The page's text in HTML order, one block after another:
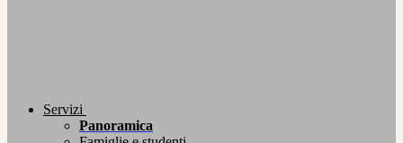
Servizi
Panoramica